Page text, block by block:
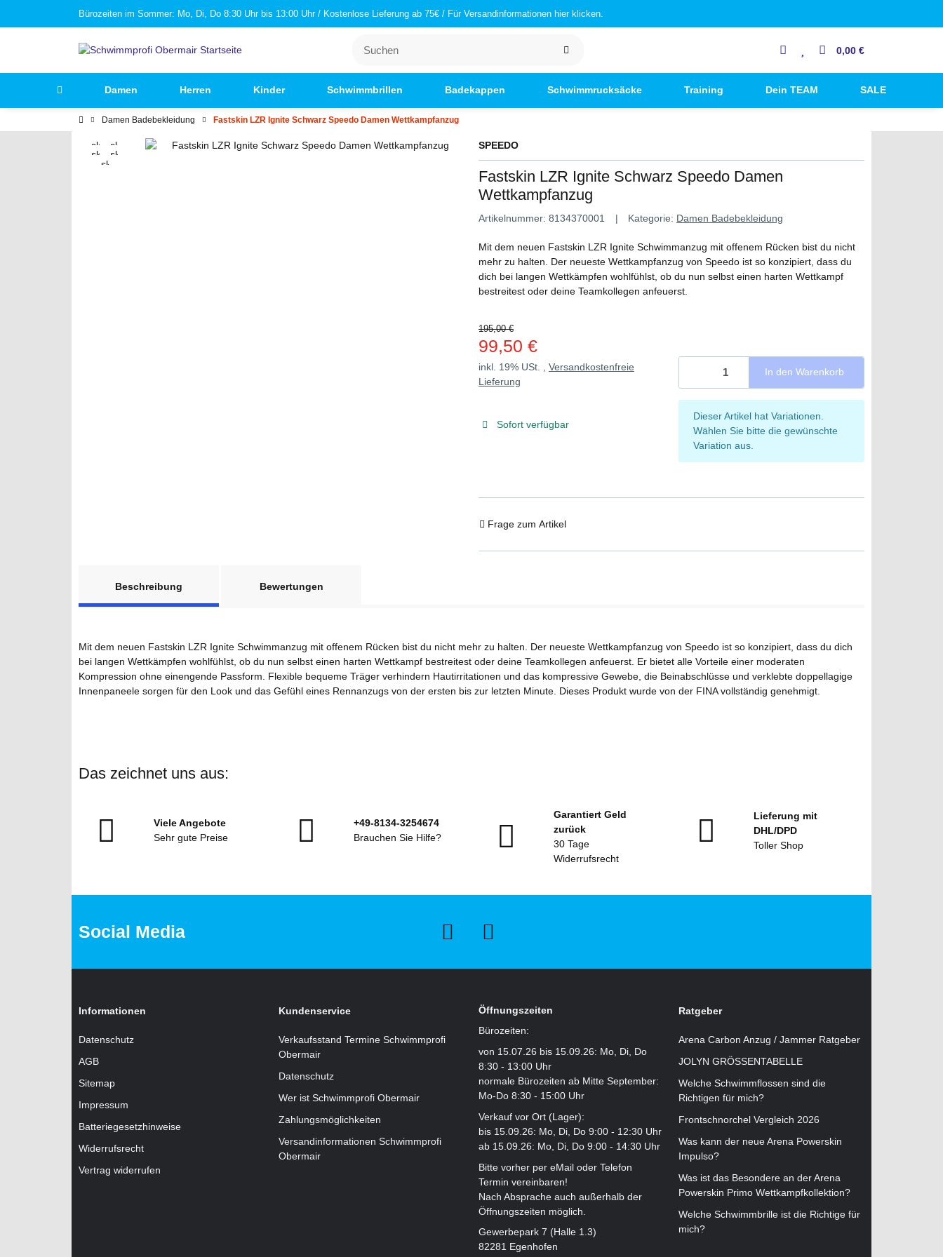
Bürozeiten im Sommer: Mo, Di, Do 8:30 Uhr bis 13:00 Uhr / Kostenlose Lieferung ab 75€ / Für Versandinformationen hier klicken.
0,00 €
Damen Herren Kinder Schwimmbrillen Badekappen Schwimmrucksäcke Training Dein TEAM SALE
Damen Badebekleidung Fastskin LZR Ignite Schwarz Speedo Damen Wettkampfanzug
SPEEDO
Fastskin LZR Ignite Schwarz Speedo Damen
Wettkampfanzug
Artikelnummer: 8134370001 Kategorie: Damen Badebekleidung
Mit dem neuen Fastskin LZR Ignite Schwimmanzug mit offenem Rücken bist du nicht
mehr zu halten. Der neueste Wettkampfanzug von Speedo ist so konzipiert, dass du
dich bei langen Wettkämpfen wohlfühlst, ob du nun selbst einen harten Wettkampf
bestreitest oder deine Teamkollegen anfeuerst.
195,00 €
99,50 €
inkl. 19% USt. , Versandkostenfreie
Lieferung
Sofort verfügbar
In den Warenkorb
x
Dieser Artikel hat Variationen.
Wählen Sie bitte die gewünschte
Variation aus.
Frage zum Artikel
Beschreibung
Bewertungen
Mit dem neuen Fastskin LZR Ignite Schwimmanzug mit offenem Rücken bist du nicht mehr zu halten. Der neueste Wettkampfanzug von Speedo ist so konzipiert, dass du dich
bei langen Wettkämpfen wohlfühlst, ob du nun selbst einen harten Wettkampf bestreitest oder deine Teamkollegen anfeuerst. Er bietet alle Vorteile einer moderaten
Kompression ohne einengende Passform. Flexible bequeme Träger verhindern Hautirritationen und das kompressive Gewebe, die Beinabschlüsse und verklebte doppellagige
Innenpaneele sorgen für den Look und das Gefühl eines Rennanzugs von der ersten bis zur letzten Minute. Dieses Produkt wurde von der FINA vollständig genehmigt.
Das zeichnet uns aus:
Viele Angebote
Sehr gute Preise
+49-8134-3254674
Brauchen Sie Hilfe?
Garantiert Geld
zurück
30 Tage
Widerrufsrecht
Lieferung mit
DHL/DPD
Toller Shop
Social Media
Informationen
Datenschutz
AGB
Sitemap
Impressum
Batteriegesetzhinweise
Widerrufsrecht
Vertrag widerrufen
Kundenservice
Verkaufsstand Termine Schwimmprofi
Obermair
Datenschutz
Wer ist Schwimmprofi Obermair
Zahlungsmöglichkeiten
Versandinformationen Schwimmprofi
Obermair
Öffnungszeiten
Bürozeiten:
von 15.07.26 bis 15.09.26: Mo, Di, Do
8:30 - 13:00 Uhr
normale Bürozeiten ab Mitte September:
Mo-Do 8:30 - 15:00 Uhr
Verkauf vor Ort (Lager):
bis 15.09.26: Mo, Di, Do 9:00 - 12:30 Uhr
ab 15.09.26: Mo, Di, Do 9:00 - 14:30 Uhr
Bitte vorher per eMail oder Telefon
Termin vereinbaren!
Nach Absprache auch außerhalb der
Öffnungszeiten möglich.
Gewerbepark 7 (Halle 1.3)
82281 Egenhofen
Ratgeber
Arena Carbon Anzug / Jammer Ratgeber
JOLYN GRÖSSENTABELLE
Welche Schwimmflossen sind die
Richtigen für mich?
Frontschnorchel Vergleich 2026
Was kann der neue Arena Powerskin
Impulso?
Was ist das Besondere an der Arena
Powerskin Primo Wettkampfkollektion?
Welche Schwimmbrille ist die Richtige für
mich?